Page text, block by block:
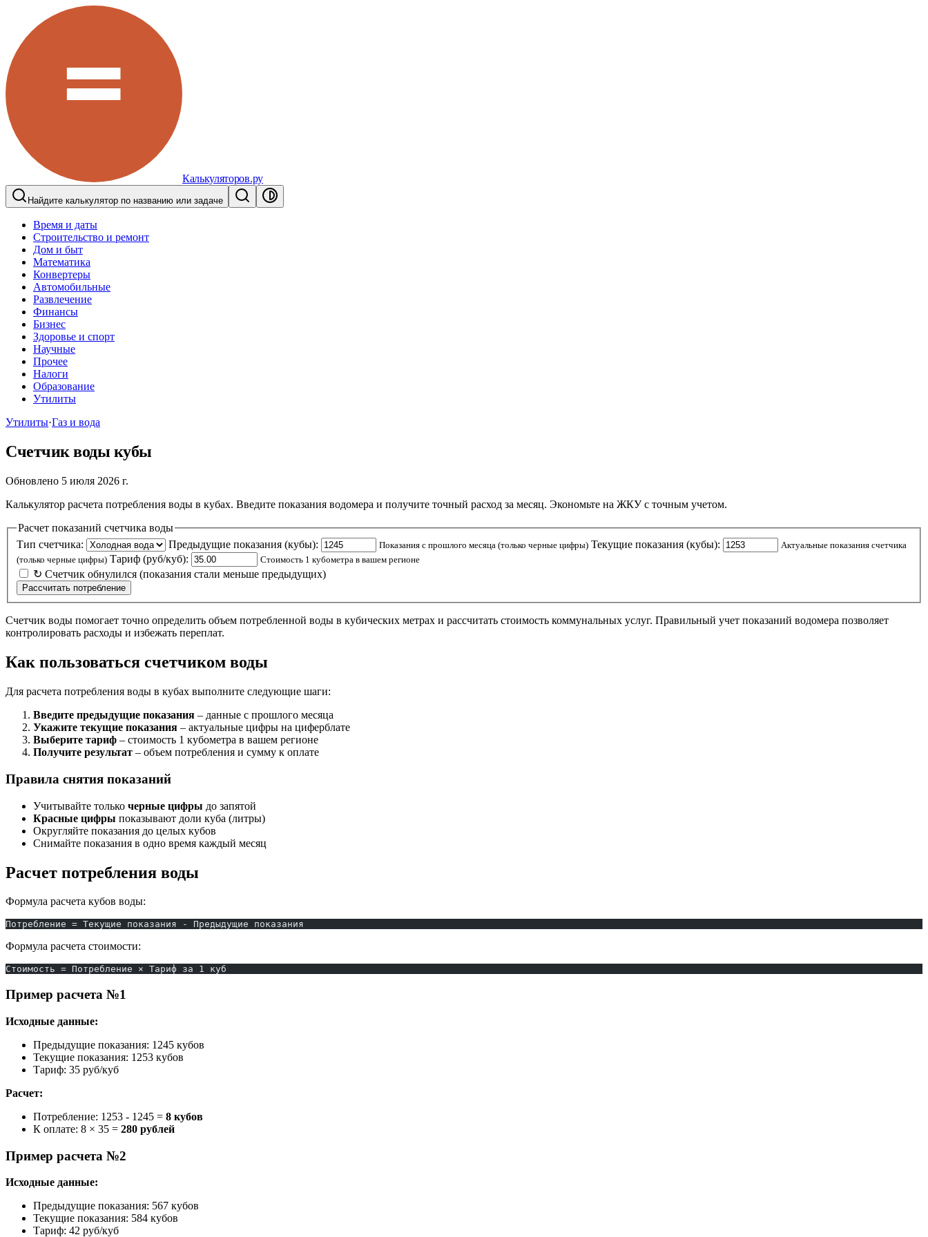
Калькуляторов.ру
Найдите калькулятор по названию или задаче
Время и даты
Строительство и ремонт
Дом и быт
Математика
Конвертеры
Автомобильные
Развлечение
Финансы
Бизнес
Здоровье и спорт
Научные
Прочее
Налоги
Образование
Утилиты
Утилиты·Газ и вода
Счетчик воды кубы
Обновлено 5 июля 2026 г.
Калькулятор расчета потребления воды в кубах. Введите показания водомера и получите точный расход за месяц. Экономьте на ЖКУ с точным учетом.
Расчет показаний счетчика воды
Тип счетчика:
Предыдущие показания (кубы): Показания с прошлого месяца (только черные цифры) Текущие показания (кубы):
Актуальные показания счетчика
(только черные цифры) Тариф (руб/куб): Стоимость 1 кубометра в вашем регионе
↻ Счетчик обнулился (показания стали меньше предыдущих)
Рассчитать потребление
Счетчик воды помогает точно определить объем потребленной воды в кубических метрах и рассчитать стоимость коммунальных услуг. Правильный учет показаний водомера позволяет
контролировать расходы и избежать переплат.
Как пользоваться счетчиком воды
Для расчета потребления воды в кубах выполните следующие шаги:
Введите предыдущие показания – данные с прошлого месяца
Укажите текущие показания – актуальные цифры на циферблате
Выберите тариф – стоимость 1 кубометра в вашем регионе
Получите результат – объем потребления и сумму к оплате
Правила снятия показаний
Учитывайте только черные цифры до запятой
Красные цифры показывают доли куба (литры)
Округляйте показания до целых кубов
Снимайте показания в одно время каждый месяц
Расчет потребления воды
Формула расчета кубов воды:
Потребление = Текущие показания - Предыдущие показания
Формула расчета стоимости:
Стоимость = Потребление × Тариф за 1 куб
Пример расчета №1
Исходные данные:
Предыдущие показания: 1245 кубов
Текущие показания: 1253 кубов
Тариф: 35 руб/куб
Расчет:
Потребление: 1253 - 1245 = 8 кубов
К оплате: 8 × 35 = 280 рублей
Пример расчета №2
Исходные данные:
Предыдущие показания: 567 кубов
Текущие показания: 584 кубов
Тариф: 42 руб/куб